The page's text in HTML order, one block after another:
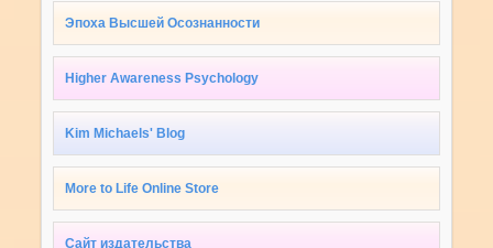
Эпоха Высшей Осознанности
Higher Awareness Psychology
Kim Michaels' Blog
More to Life Online Store
Сайт издательства